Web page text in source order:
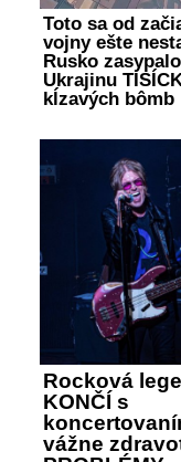
Toto sa od
vojny ešte
Rusko zasypalo
Ukrajinu
kĺzavých bômb
Rocková
KONČÍ s
vážne